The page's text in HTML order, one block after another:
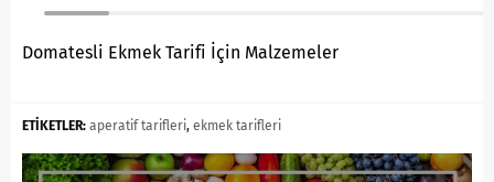
Domatesli Ekmek Tarifi İçin Malzemeler
ETİKETLER: aperatif tarifleri, ekmek tarifleri